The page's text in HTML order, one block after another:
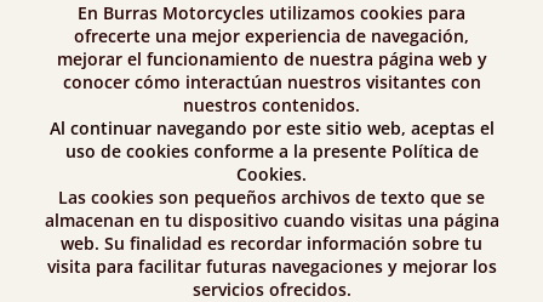
En Burras Motorcycles utilizamos cookies para
ofrecerte una mejor experiencia de navegación,
mejorar el funcionamiento de nuestra página web y
conocer cómo interactúan nuestros visitantes con
nuestros contenidos.
Al continuar navegando por este sitio web, aceptas el
uso de cookies conforme a la presente Política de
Cookies.
Las cookies son pequeños archivos de texto que se
almacenan en tu dispositivo cuando visitas una página
web. Su finalidad es recordar información sobre tu
visita para facilitar futuras navegaciones y mejorar los
servicios ofrecidos.